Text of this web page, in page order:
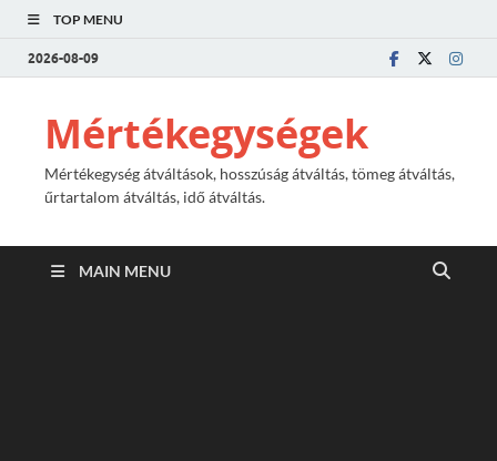
TOP MENU
2026-08-09
Mértékegységek
Mértékegység átváltások, hosszúság átváltás, tömeg átváltás,
űrtartalom átváltás, idő átváltás.
MAIN MENU